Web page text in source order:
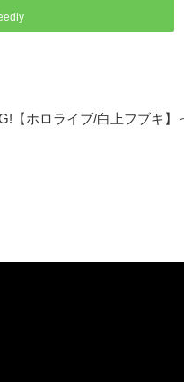
【ホロライブ/白上フブキ